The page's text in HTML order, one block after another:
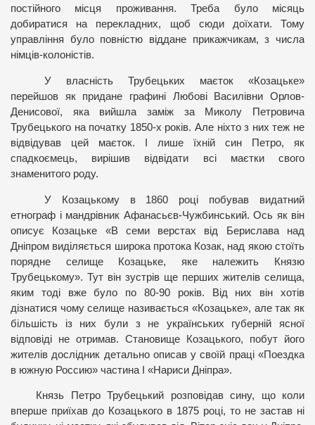
постійного місця проживання. Треба було місяць
добиратися на перекладних, щоб сюди доїхати. Тому
управління було повністю віддане прикажчикам, з числа
німців-колоністів.
У власність Трубецьких маєток «Козацьке»
перейшов як придане графині Любові Василівни Орлов-
Денисової, яка вийшла заміж за Миколу Петровича
Трубецького на початку 1850-х років. Але ніхто з них теж не
відвідував цей маєток. І лише їхній син Петро, як
спадкоємець, вирішив відвідати всі маєтки свого
знаменитого роду.
У Козацькому в 1860 році побував видатний
етнограф і мандрівник Афанасьєв-Чужбинський. Ось як він
описує Козацьке «В семи верстах від Берислава над
Дніпром виділяється широка протока Козак, над якою стоїть
порядне селище Козацьке, яке належить Князю
Трубецькому». Тут він зустрів ще перших жителів селища,
яким тоді вже було по 80-90 років. Від них він хотів
дізнатися чому селище називається «Козацьке», але так як
більшість із них були з не українських губерній ясної
відповіді не отримав. Становище Козацького, побут його
жителів дослідник детально описав у своїй праці «Поездка
в южную Россию» частина І «Нариси Дніпра».
Князь Петро Трубецький розповідав сину, що коли
вперше приїхав до Козацького в 1875 році, то не застав ні